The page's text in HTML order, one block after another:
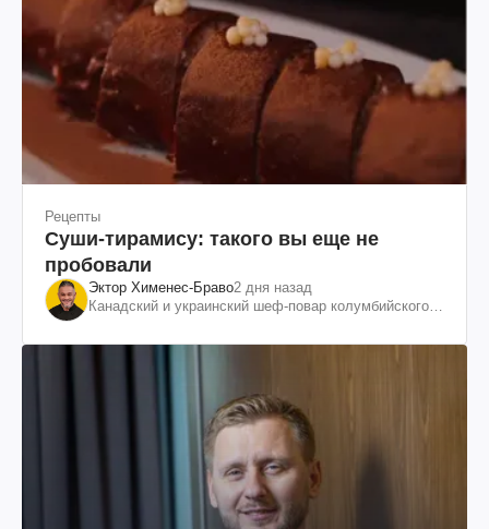
Рецепты
Суши-тирамису: такого вы еще не
пробовали
Эктор Хименес-Браво2 дня назад
Канадский и украинский шеф-повар колумбийского